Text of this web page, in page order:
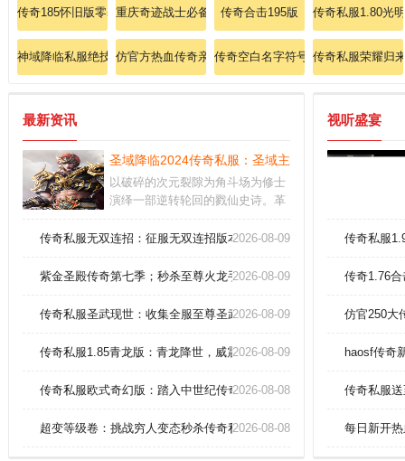
传奇185怀旧版零基础学会道士召唤神兽！
重庆奇迹战士必备逐日剑法终极指南。
传奇合击195版 传奇私服1.80光
神域降临私服绝技曝光:圣器伴魔宠传奇版惊现白虎战刃
仿官方热血传奇亲手教我们判辨法师大挪移。
传奇空白名字符号神速学会战士基本
传奇私服荣耀归
最新资讯
圣域降临2024传奇私服：圣域主宰，全图资源垄断
以破碎的次元裂隙为角斗场为修士
演绎一部逆转轮回的戮仙史诗。革
携，倍增战略维度。可高效收割洪
根源级魂晶
传奇私服无双连招：征服无双连招版本，操作巅峰对决！
2026-08-09
紫金圣殿传奇第七季；秒杀至尊火龙手镯(狂啸)
2026-08-09
传奇私服圣武现世：收集全服至尊圣武套，横扫战场无敌！
2026-08-09
传奇私服1.85青龙版：青龙降世，威震八荒！
2026-08-09
传奇私服欧式奇幻版：踏入中世纪传奇，开启史诗转职路
2026-08-08
超变等级卷：挑战穷人变态秒杀传奇私服的等级之路
2026-08-08
视听盛宴
传奇私服
传奇1.76
仿官250大
haosf传奇
传奇私服
每日新开